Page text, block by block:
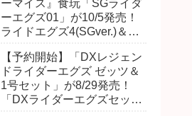
巳午未申酉戌亥猫猫の14
人⁉
ーマイス』食玩「SGライダ
ーエグズ01」が10/5発売！
ライドエグズ4(SGver.)＆ジ
ズ、カイザ、ギャレン、デ
ィエンドシードエグズ！
【予約開始】「DXレジェン
ドライダーエグズ ゼッツ＆
1号セット」が8/29発売！
「DXライダーエグズセッ